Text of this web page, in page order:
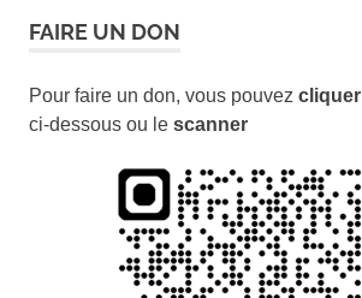
FAIRE UN DON
Pour faire un don, vous pouvez cliquer
ci-dessous ou le scanner